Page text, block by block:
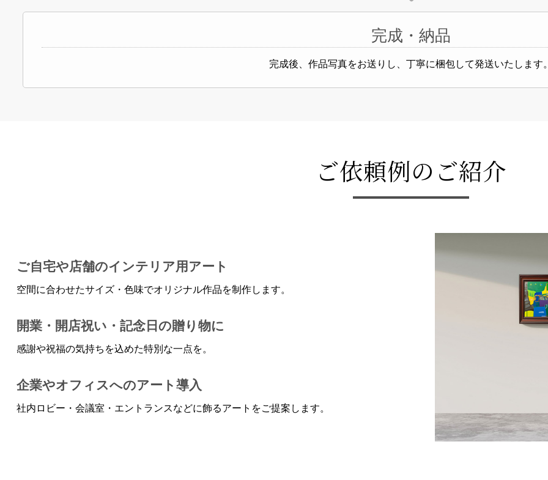
完成・納品
完成後、作品写真をお送りし、丁寧に梱包して発送いたします
ご依頼例のご紹介
ご自宅や店舗のインテリア用アート
空間に合わせたサイズ・色味でオリジナル作品を制作します。
開業・開店祝い・記念日の贈り物に
感謝や祝福の気持ちを込めた特別な一点を。
企業やオフィスへのアート導入
社内ロビー・会議室・エントランスなどに飾るアートをご提案します。